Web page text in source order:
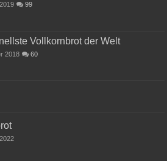
99
Vollkornbrot der Welt
2018 60